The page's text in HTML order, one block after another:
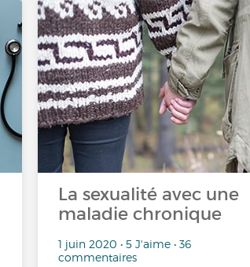
La sexualité avec une
maladie chronique
1 juin 2020 • 5 J'aime • 36
commentaires